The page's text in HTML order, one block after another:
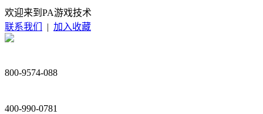
欢迎来到PA游戏技术
联系我们
| 加入收藏
800-9574-088
400-990-0781